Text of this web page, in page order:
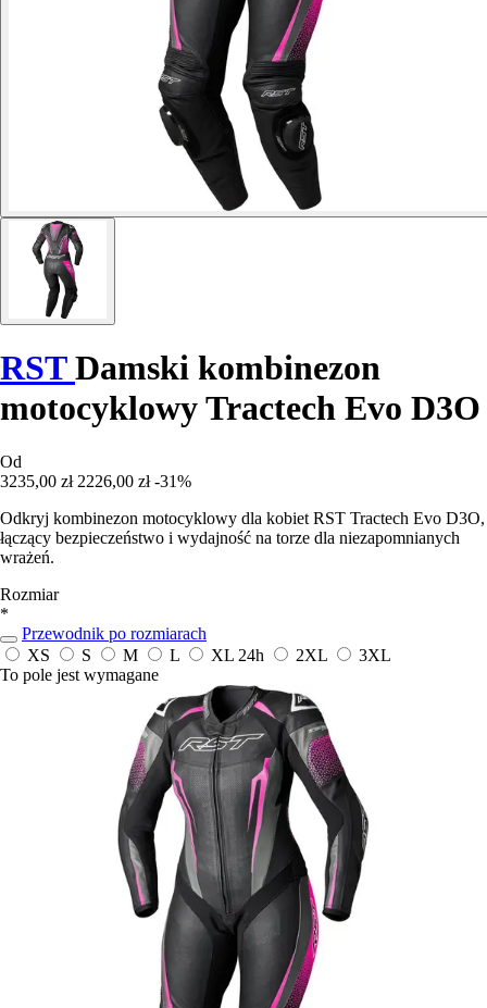
RSTDamski kombinezon
motocyklowy Tractech Evo D3O
Od
3235,00 zł 2226,00 zł -31%
Odkryj kombinezon motocyklowy dla kobiet RST Tractech Evo D3O,
łączący bezpieczeństwo i wydajność na torze dla niezapomnianych
wrażeń.
Rozmiar
*
Przewodnik po rozmiarach
XS
S M L XL 24h 2XL
3XL
To pole jest wymagane